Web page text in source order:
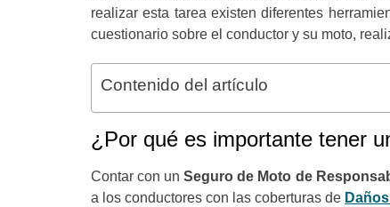
realizar esta tarea existen diferentes
cuestionario sobre el conductor y su moto,
Contenido del artículo
¿Por qué es importante tener
Contar con unSeguro de Moto de
a los conductores con las coberturas de